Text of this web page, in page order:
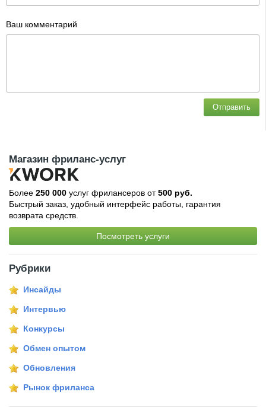
Ваш комментарий
Отправить
Магазин фриланс-услуг
Более 250 000 услуг фрилансеров от500 руб.
Быстрый заказ, удобный интерфейс работы, гарантия
возврата средств.
Посмотреть услуги
Рубрики
Инсайды
Интервью
Конкурсы
Обмен опытом
Обновления
Рынок фриланса